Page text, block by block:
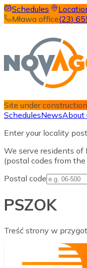
Schedules·
Mława office(23)
Site under construction
SchedulesNewsAbout
Enter your locality
We serve residents of
(postal codes from
Postal code
PSZOK
Treść strony w